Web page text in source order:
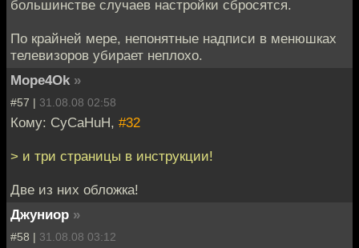
большинстве случаев настройки сбросятся.
По крайней мере, непонятные надписи в менюшках
телевизоров убирает неплохо.
Mope4Ok »
#57 | 31.08.08 02:58
Кому: CyCaHuH, #32
> и три страницы в инструкции!
Две из них обложка!
Джуниор »
#58 | 31.08.08 03:12